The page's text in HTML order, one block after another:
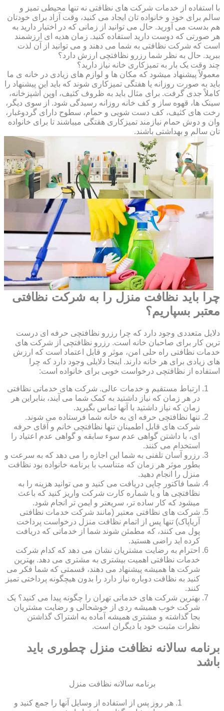
با استفاده از خدمات شرکت های نظافتی نه تنها محیطی تمیز و
سالم برای خود و خانواده تان ایجاد می کنید، وقت آزاد برای خودتان
هم بدست می آورید. حال می توانید از زمانی که در اختیار دارید به
هر صورتی که دوست دارید استفاده کنید. زمان هدیه ای ارزشمند
است که شرکت نظافتی به شما می دهند و می توانید از آن لذت
ببرید. حال به نظر شما رزرو نظافتچی ارزش دارد؟
چند وقت یک بار به تمیزکاری خانه نیاز دارید؟
معمولاً پیشنهاد میشود که مکان ها و لوازم های زیادی در خانه ی ما
باید به صورت روزانه یا هفتگی تمیزکاری شوند که باید این پیشنهاد را
کاملاً جدی گرفت. برای مثال باید به ظروف کثیف، اوپن آشپزخانه،
سینک ها، قهوه ساز و کف خانه روزانه رسیدگی شود. از سوی دیگر،
رخت های کثیف، کف دست شویی و حمام، سطوح دارای گردوغبار،
وان و دوش حمام نیازمند تمیزکاری هفتگی میباشند تا برای خانواده
تان سالم و بهداشتی باشند.
چرا باید نظافت منزل را به شرکت نظافتی
معتبر بسپاریم؟
دلایل متعددی وجود دارد که چرا رزرو نظافتچی حرفه ای درست
ترین کار برای صاحبان خانه است. رزرو نظافتچی از شرکت های
خدمات نظافتی راه حلی امن، موثر و قابل اعتماد است که ارزش
های زیادی برای هر خانه دارند. اینجا دلایلی وجود دارد که چرا
استفاده از نظافتچی درخواست خوبی برای خانواده است:
ارتباط مستقیم و خدمات عالی. شرکت های خدماتی نظافتی
در هر زمان که نیاز داشتید به کمک شما می آیند، بنابراین هر
زمان که نیاز داشتید با آنها تماس بگیرید.
تنها نظافتچی حرفه ای به خانه شما فرستاده می شوند.
شرکت های قابل اطمینان تنها نظافتچی خانم و آقای حرفه
ای، با داشتن گواهی عدم سوء سابقه و گواهی عدم اعتیاد را
استخدام می کنند.
رزرو آسان تلفنی به شما این اجازه را می دهد که به سرعت و
بطور موثر هر زمان که متناسب با برنامه خانواده بود نظافت
منزل را انجام دهید.
شما فاکتور چاپی دریافت می کنید و می توانید هزینه را به
نظافتچی ها و یا شماره کارت شرکت واریز کنید که باعث
میشود که کار ساده تر، سریعتر و ایمن تر انجام شود.
شرکت های نظافتی معتبر (مانند شرکت خدمات نظافتی
آریاپاک) تنها پس از اتمام نظافت منزل درخواست پرداخت
پول می کنند، که مطمئن شوند شما از خدماتی که دریافت
کرده اید راضی هستید.
احترام به رضایت مشتریان نشان می دهد که کدام شرکت
خدمات نظافتی اهمیت بیشتری به مشتری می دهد. بهترین
شرکت ها همیشه پیشنهاد می دهند، قسمتی که شما فکر می
کنید به نظافت دوباره نیاز دارد را بدون هیچگونه پرداختی تمیز
کنند.
بهترین شرکت های خدماتی تهران را چگونه پیدا می کنید؟ یک
شرکت خوب همیشه ردی از خوشحالی و رضایت مشتریان
بجا گذاشته و مشتری همیشه آماده به اشتراک گذاشتن
نظرات مثبت خود با دیگران است.
برنامه سالانه نظافت منزل چطوری باید
باشد
برنامه سالانه نظافت منزل
هر روز پس از استفاده از وسایل آنها را جمع کنید و